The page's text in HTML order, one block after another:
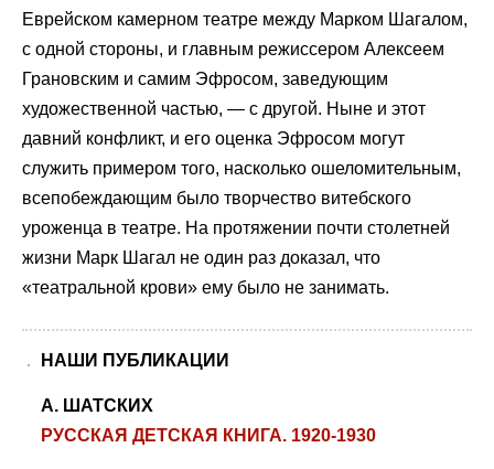
Еврейском камерном театре между Марком Шагалом,
с одной стороны, и главным режиссером Алексеем
Грановским и самим Эфросом, заведующим
художественной частью, — с другой. Ныне и этот
давний конфликт, и его оценка Эфросом могут
служить примером того, насколько ошеломительным,
всепобеждающим было творчество витебского
уроженца в театре. На протяжении почти столетней
жизни Марк Шагал не один раз доказал, что
«театральной крови» ему было не занимать.
НАШИ ПУБЛИКАЦИИ
А. ШАТСКИХ
РУССКАЯ ДЕТСКАЯ КНИГА. 1920-1930